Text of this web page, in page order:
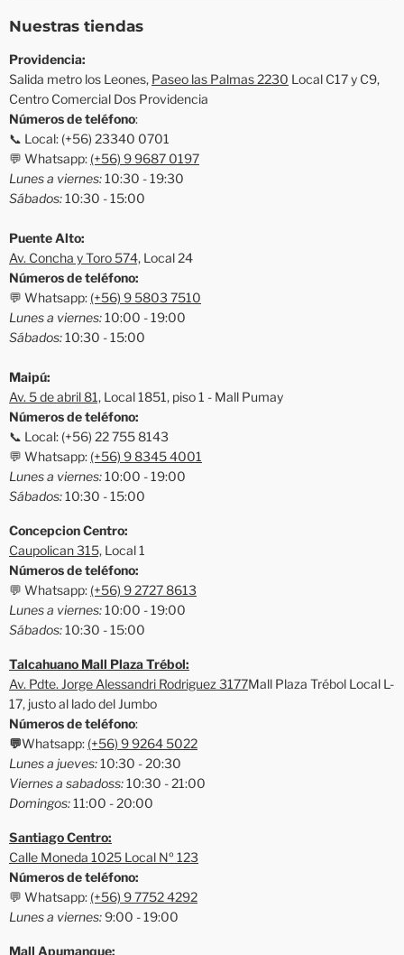
Nuestras tiendas
Providencia:
Salida metro los Leones, Paseo las Palmas 2230 Local C17 y C9,
Centro Comercial Dos Providencia
Números de teléfono:
📞 Local: (+56) 23340 0701
💬 Whatsapp: (+56) 9 9687 0197
Lunes a viernes:10:30 - 19:30
Sábados:10:30 - 15:00
Puente Alto:
Av. Concha y Toro 574, Local 24
Números de teléfono:
💬 Whatsapp: (+56) 9 5803 7510
Lunes a viernes:10:00 - 19:00
Sábados:10:30 - 15:00
Maipú:
Av. 5 de abril 81, Local 1851, piso 1 - Mall Pumay
Números de teléfono:
📞 Local: (+56) 22 755 8143
💬 Whatsapp: (+56) 9 8345 4001
Lunes a viernes:10:00 - 19:00
Sábados:10:30 - 15:00
Concepcion Centro:
Caupolican 315, Local 1
Números de teléfono:
💬 Whatsapp: (+56) 9 2727 8613
Lunes a viernes:10:00 - 19:00
Sábados:10:30 - 15:00
Talcahuano Mall Plaza Trébol:
Av. Pdte. Jorge Alessandri Rodriguez 3177Mall Plaza Trébol Local L-
17, justo al lado del Jumbo
Números de teléfono:
💬Whatsapp: (+56) 9 9264 5022
Lunes a jueves:10:30 - 20:30
Viernes a sabadoss:10:30 - 21:00
Domingos:11:00 - 20:00
Santiago Centro:
Calle Moneda 1025 Local Nº 123
Números de teléfono:
💬 Whatsapp: (+56) 9 7752 4292
Lunes a viernes:9:00 - 19:00
Mall Apumanque: